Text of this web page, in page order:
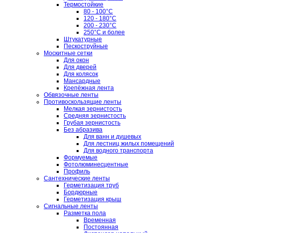
Термостойкие
80 - 100°C
120 - 180°C
200 - 230°C
250°C и более
Штукатурные
Пескоструйные
Москитные сетки
Для окон
Для дверей
Для колясок
Мансардные
Крепёжная лента
Обвязочные ленты
Противоскользящие ленты
Мелкая зернистость
Средняя зернистость
Грубая зернистость
Без абразива
Для ванн и душевых
Для лестниц жилых помещений
Для водного транспорта
Формуемые
Фотолюминесцентные
Профиль
Сантехнические ленты
Герметизация труб
Бордюрные
Герметизация крыш
Сигнальные ленты
Разметка пола
Временная
Постоянная